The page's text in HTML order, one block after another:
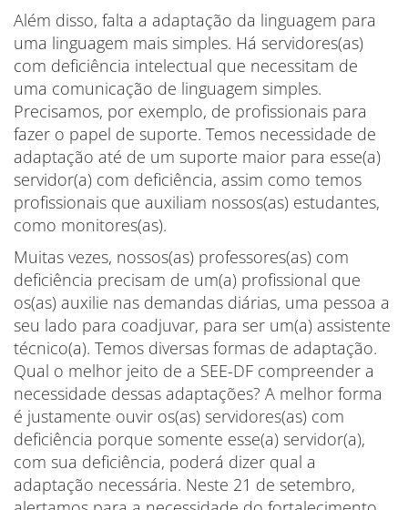
Além disso, falta a adaptação da linguagem para
uma linguagem mais simples. Há servidores(as)
com deficiência intelectual que necessitam de
uma comunicação de linguagem simples.
Precisamos, por exemplo, de profissionais para
fazer o papel de suporte. Temos necessidade de
adaptação até de um suporte maior para esse(a)
servidor(a) com deficiência, assim como temos
profissionais que auxiliam nossos(as) estudantes,
como monitores(as).
Muitas vezes, nossos(as) professores(as) com
deficiência precisam de um(a) profissional que
os(as) auxilie nas demandas diárias, uma pessoa a
seu lado para coadjuvar, para ser um(a) assistente
técnico(a). Temos diversas formas de adaptação.
Qual o melhor jeito de a SEE-DF compreender a
necessidade dessas adaptações? A melhor forma
é justamente ouvir os(as) servidores(as) com
deficiência porque somente esse(a) servidor(a),
com sua deficiência, poderá dizer qual a
adaptação necessária. Neste 21 de setembro,